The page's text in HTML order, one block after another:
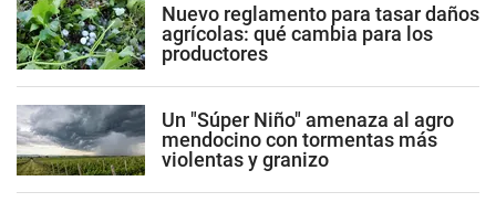
Nuevo reglamento para tasar daños
agrícolas: qué cambia para los
productores
Un "Súper Niño" amenaza al agro
mendocino con tormentas más
violentas y granizo